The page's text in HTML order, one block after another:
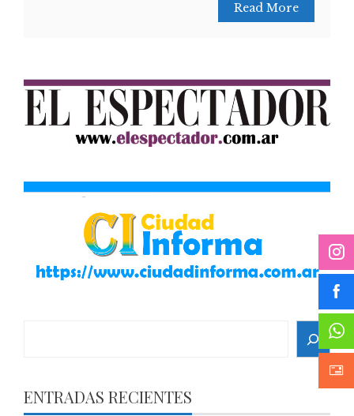
Read More
ENTRADAS RECIENTES